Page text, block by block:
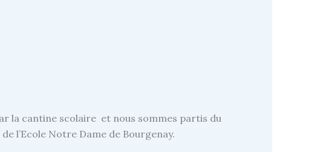
la cantine scolaire et nous sommes partis du
l’Ecole Notre Dame de Bourgenay.